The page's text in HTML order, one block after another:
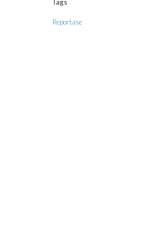
Tags
Reportase